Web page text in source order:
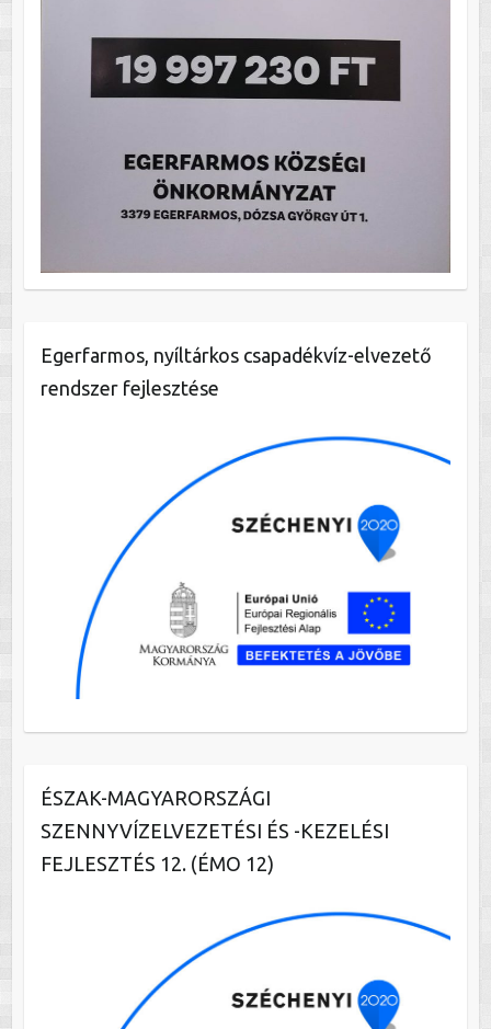
Egerfarmos, nyíltárkos csapadékvíz-elvezető
rendszer fejlesztése
ÉSZAK-MAGYARORSZÁGI
SZENNYVÍZELVEZETÉSI ÉS -KEZELÉSI
FEJLESZTÉS 12. (ÉMO 12)